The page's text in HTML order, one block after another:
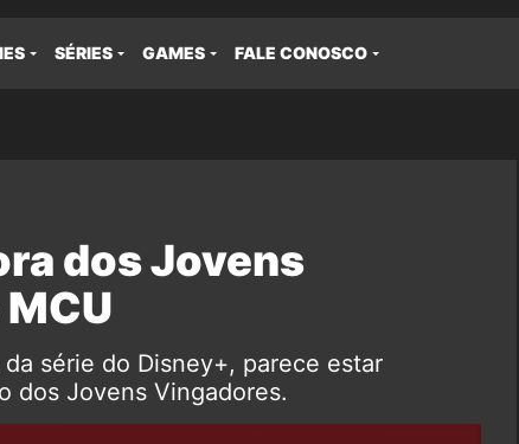
SÉRIES GAMES FALE CONOSCO
dos Jovens
série do Disney+, parece estar
dos Jovens Vingadores.